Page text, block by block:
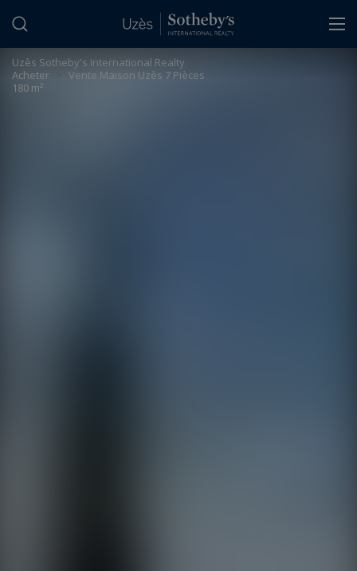
Uzès Sotheby's International Realty
Acheter > Vente Maison Uzès 7 Pièces
180 m²